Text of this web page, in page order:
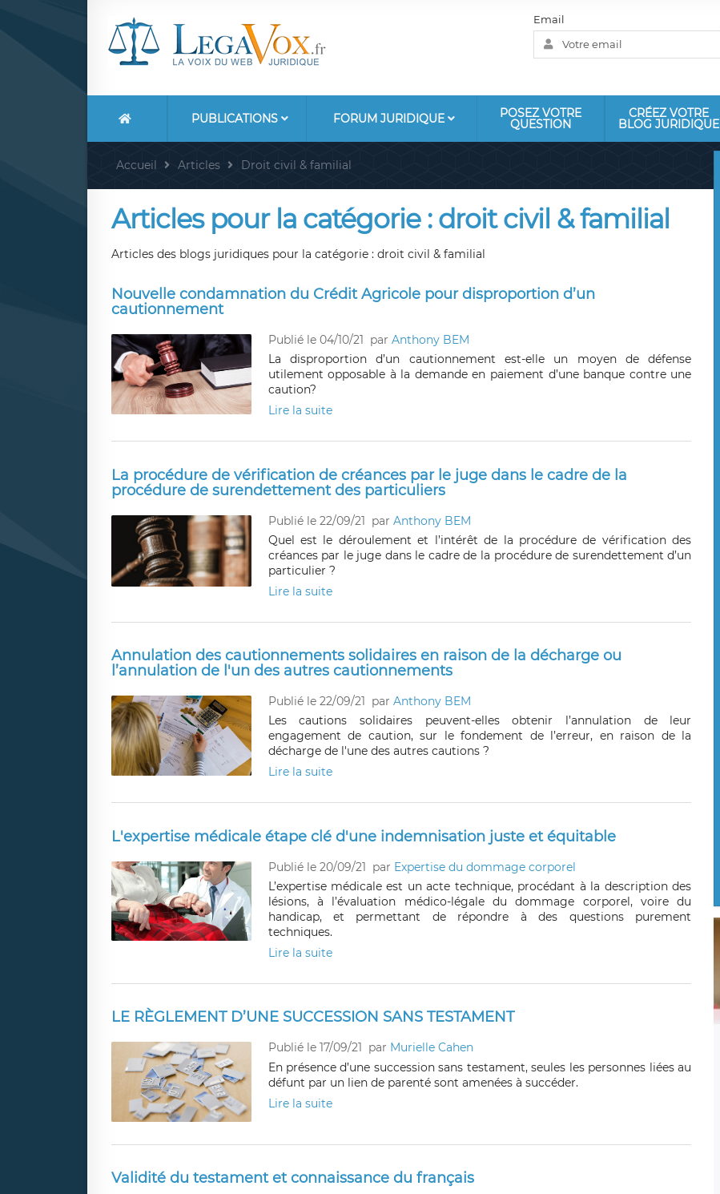
Email
PUBLICATIONS FORUM JURIDIQUE POSEZ VOTRE
QUESTION
CRÉEZ VOTRE
BLOG JURIDIQUE
Accueil Articles Droit civil & familial
Articles pour la catégorie : droit civil & familial
Articles des blogs juridiques pour la catégorie : droit civil & familial
Nouvelle condamnation du Crédit Agricole pour disproportion d’un
cautionnement
Publié le 04/10/21 par Anthony BEM
La disproportion d’un cautionnement est-elle un moyen de défense
utilement opposable à la demande en paiement d’une banque contre une
caution?
Lire la suite
La procédure de vérification de créances par le juge dans le cadre de la
procédure de surendettement des particuliers
Publié le 22/09/21 par Anthony BEM
Quel est le déroulement et l’intérêt de la procédure de vérification des
créances par le juge dans le cadre de la procédure de surendettement d’un
particulier ?
Lire la suite
Annulation des cautionnements solidaires en raison de la décharge ou
l’annulation de l'un des autres cautionnements
Publié le 22/09/21 par Anthony BEM
Les cautions solidaires peuvent-elles obtenir l’annulation de leur
engagement de caution, sur le fondement de l’erreur, en raison de la
décharge de l'une des autres cautions ?
Lire la suite
L'expertise médicale étape clé d'une indemnisation juste et équitable
Publié le 20/09/21 par Expertise du dommage corporel
L’expertise médicale est un acte technique, procédant à la description des
lésions, à l’évaluation médico-légale du dommage corporel, voire du
handicap, et permettant de répondre à des questions purement
techniques.
Lire la suite
LE RÈGLEMENT D’UNE SUCCESSION SANS TESTAMENT
Publié le 17/09/21 par Murielle Cahen
En présence d’une succession sans testament, seules les personnes liées au
défunt par un lien de parenté sont amenées à succéder.
Lire la suite
Validité du testament et connaissance du français